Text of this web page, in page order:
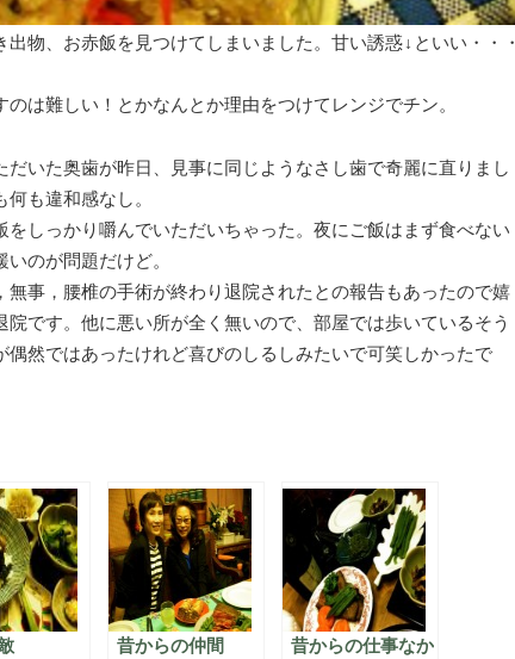
物、お赤飯を見つけてしまいました。甘い誘惑↓といい・・・
は難しい！とかなんとか理由をつけてレンジでチン。
いた奥歯が昨日、見事に同じようなさし歯で奇麗に直りまし
も違和感なし。
をしっかり嚼んでいただいちゃった。夜にご飯はまず食べない
のが問題だけど。
無事，腰椎の手術が終わり退院されたとの報告もあったので嬉
院です。他に悪い所が全く無いので、部屋では歩いているそう
偶然ではあったけれど喜びのしるしみたいで可笑しかったで
昔からの仲間
昔からの仕事なか